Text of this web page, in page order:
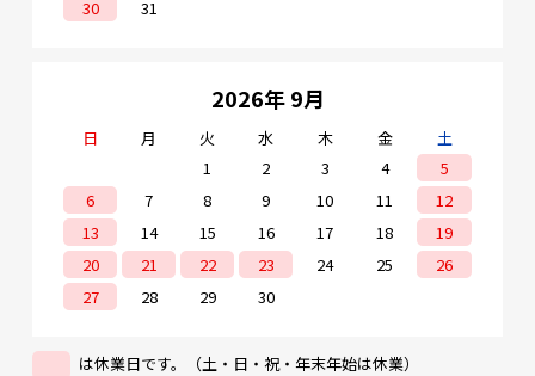
30
31
2026年 9月
日 月 火 水 木 金
土
1
2 3 4
5
6
7 8 9 10 11
12
13
14 15 16 17 18
19
20
21 22 23 24 25
26
27
28 29 30
は休業日です。（土・日・祝・年末年始は休業）